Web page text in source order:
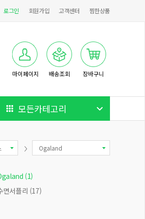
로그인 회원가입 고객센터 찜한상품
마이페이지 배송조회 장바구니
모든카테고리
Ogaland
(1)
면서플리 (17)